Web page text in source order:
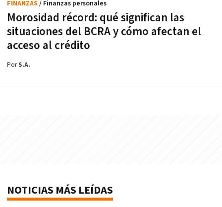
Morosidad récord: qué significan las
situaciones del BCRA y cómo afectan el
acceso al crédito
FINANZAS / Finanzas personales
PorS.A.
NOTICIAS MÁS LEÍDAS